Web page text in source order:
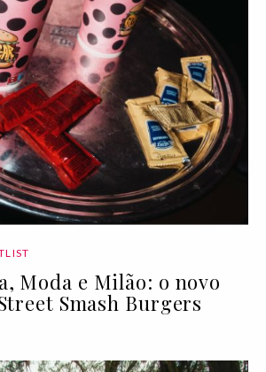
Moda e Milão: o novo
Smash Burgers